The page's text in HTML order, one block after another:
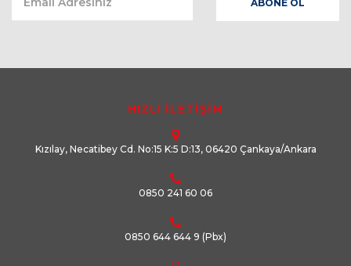
HIZLI İLETİŞİM
Kızılay, Necatibey Cd. No:15 K:5 D:13, 06420 Çankaya/Ankara
0850 241 60 06
0850 644 644 9 (Pbx)